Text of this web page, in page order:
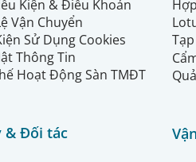
Kiện & Điều Khoản
Vận Chuyển
Sử Dụng Cookies
Thông Tin
Hoạt Động Sàn TMĐT
& Đối tác